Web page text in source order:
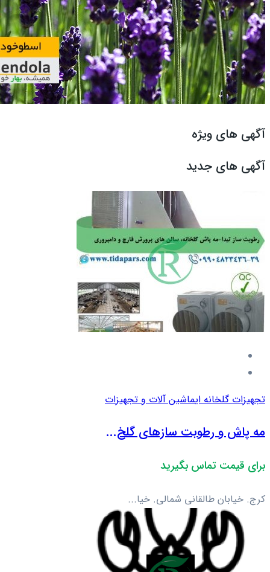
آگهی های ویژه
آگهی های جدید
تجهیزات گلخانه ایماشین آلات و تجهیزات
مه پاش و رطوبت سازهای گلخ...
برای قیمت تماس بگیرید
کرج. خیابان طالقانی شمالی. خیا...